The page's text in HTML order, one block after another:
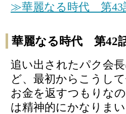
≫華麗なる時代 第43
華麗なる時代 第42
追い出されたパク会
ど、最初からこうし
お金を返すつもりな
は精神的にかなりま